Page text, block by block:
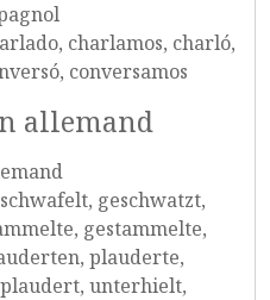
charlamos, charló,
conversamos
allemand
geschwatzt,
gestammelte,
plauderte,
unterhielt,